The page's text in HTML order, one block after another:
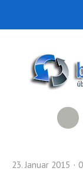
23. Januar 2015